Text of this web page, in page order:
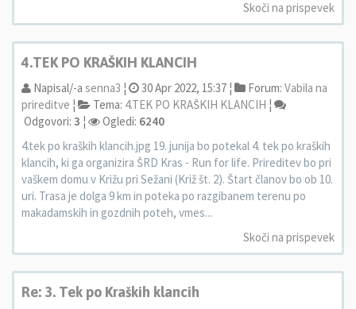
Skoči na prispevek
4.TEK PO KRAŠKIH KLANCIH
Napisal/-a senna3 ¦ 30 Apr 2022, 15:37 ¦ Forum: Vabila na
prireditve ¦ Tema: 4.TEK PO KRAŠKIH KLANCIH ¦
Odgovori: 3 ¦ Ogledi: 6240
4.tek po kraških klancih.jpg 19. junija bo potekal 4. tek po kraških
klancih, ki ga organizira ŠRD Kras - Run for life. Prireditev bo pri
vaškem domu v Križu pri Sežani (Križ št. 2). Štart članov bo ob 10.
uri. Trasa je dolga 9 km in poteka po razgibanem terenu po
makadamskih in gozdnih poteh, vmes...
Skoči na prispevek
Re: 3. Tek po Kraških klancih